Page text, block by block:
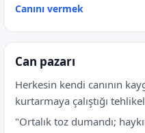
Canını vermek
Can pazarı
Herkesin kendi canının
kurtarmaya çalıştığı
"Ortalık toz dumandı;